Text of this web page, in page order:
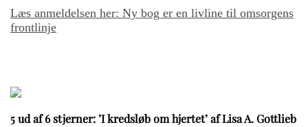
Læs anmeldelsen her: Ny bog er en livline til omsorgens
frontlinje
5 ud af 6 stjerner: ’I kredsløb om hjertet’ af Lisa A. Gottlieb